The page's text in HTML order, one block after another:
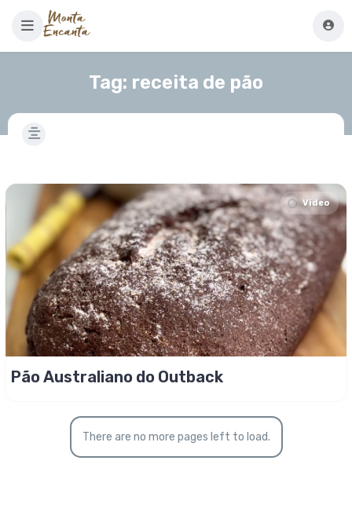
Tag: receita de pão
Video
Pão Australiano do Outback
There are no more pages left to load.